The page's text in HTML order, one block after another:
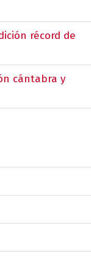
récord de
cántabra y